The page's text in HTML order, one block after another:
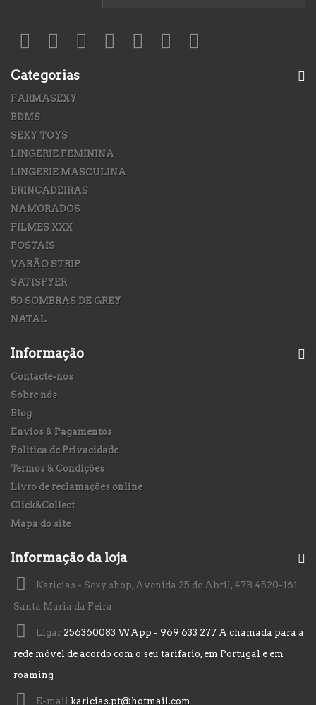
Categorias
FARMASEXY
BDMS
SEXY TOYS
LINGERIE FEMININA
LINGERIE MASCULINA
BRINCADEIRAS
NAMORADOS
FILMES XXX
POSTAIS
VARÃO STRIP
SATISFYER
50 SOMBRAS DE GREY
NATAL
Informação
Contacte-nos
Sobre nós
Blog
Envios & Pagamentos
Politica de Privacidade
Termos & Condições
Livro de reclamações online
Click&Collect
Mapa do site
Informação da loja
Karicias - Sexy shop, Avenida 25 de Abril, 47B 4520-161
Santa Maria da Feira
Ligar 256360083 WApp - 969 633 277 A chamada para a
rede móvel de acordo com o seu tarifario, em Portugal e em
roaming
E-mail karicias.pt@hotmail.com